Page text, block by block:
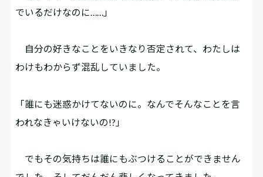
でいるだけなのに……」
自分の好きなことをいきなり否定されて、わたしは
わけもわからず混乱していました。
「誰にも迷惑かけてないのに。なんでそんなことを言
われなきゃいけないの!?」
でもその気持ちは誰にもぶつけることができません